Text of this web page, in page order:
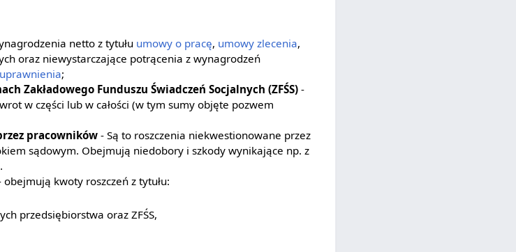
netto z tytułu umowy o pracę, umowy zlecenia,
oraz niewystarczające potrącenia z wynagrodzeń
uprawnienia;
Zakładowego Funduszu Świadczeń Socjalnych (ZFŚS)-
w części lub w całości (w tym sumy objęte pozwem
pracowników- Są to roszczenia niekwestionowane przez
sądowym. Obejmują niedobory i szkody wynikające np. z
obejmują kwoty roszczeń z tytułu:
przedsiębiorstwa oraz ZFŚS,